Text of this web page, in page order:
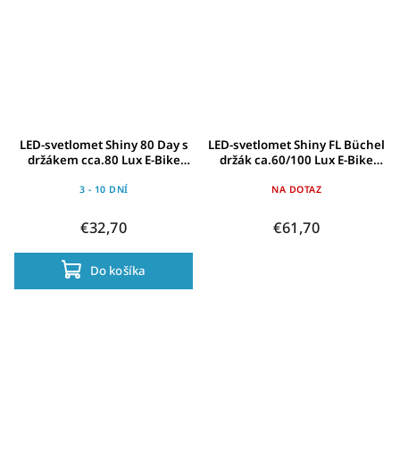
LED-svetlomet Shiny 80 Day s
držákem cca.80 Lux E-Bike
3 - 10 DNÍ
€32,70
Do košíka
LED-svetlomet Shiny FL Büchel
držák ca.60/100 Lux E-Bike
NA DOTAZ
€61,70